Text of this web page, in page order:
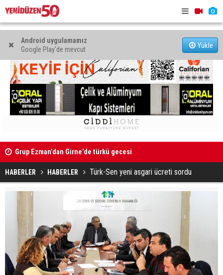
Android uygulamamız
Google Play'de mevcut
Yükle
Kıbrıs’ın güneyinde yıllık enflasyon temmuzda yüzde 2,9
oldu başlatıldı
HABERLER HABERLER Türk-Sen yeni asgari ücreti sordu